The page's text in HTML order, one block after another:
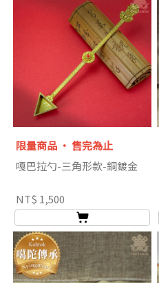
限量商品 ‧ 售完為止
嘎巴拉勺-三角形款-銅鍍金
NT$ 1,500